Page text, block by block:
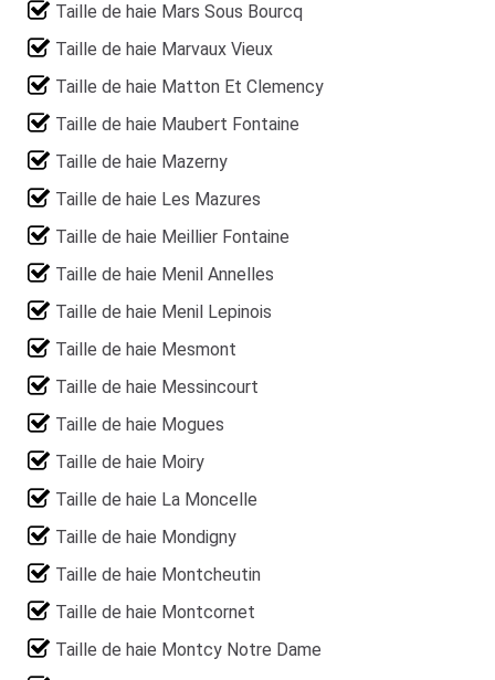
Taille de haie Mars Sous Bourcq
Taille de haie Marvaux Vieux
Taille de haie Matton Et Clemency
Taille de haie Maubert Fontaine
Taille de haie Mazerny
Taille de haie Les Mazures
Taille de haie Meillier Fontaine
Taille de haie Menil Annelles
Taille de haie Menil Lepinois
Taille de haie Mesmont
Taille de haie Messincourt
Taille de haie Mogues
Taille de haie Moiry
Taille de haie La Moncelle
Taille de haie Mondigny
Taille de haie Montcheutin
Taille de haie Montcornet
Taille de haie Montcy Notre Dame